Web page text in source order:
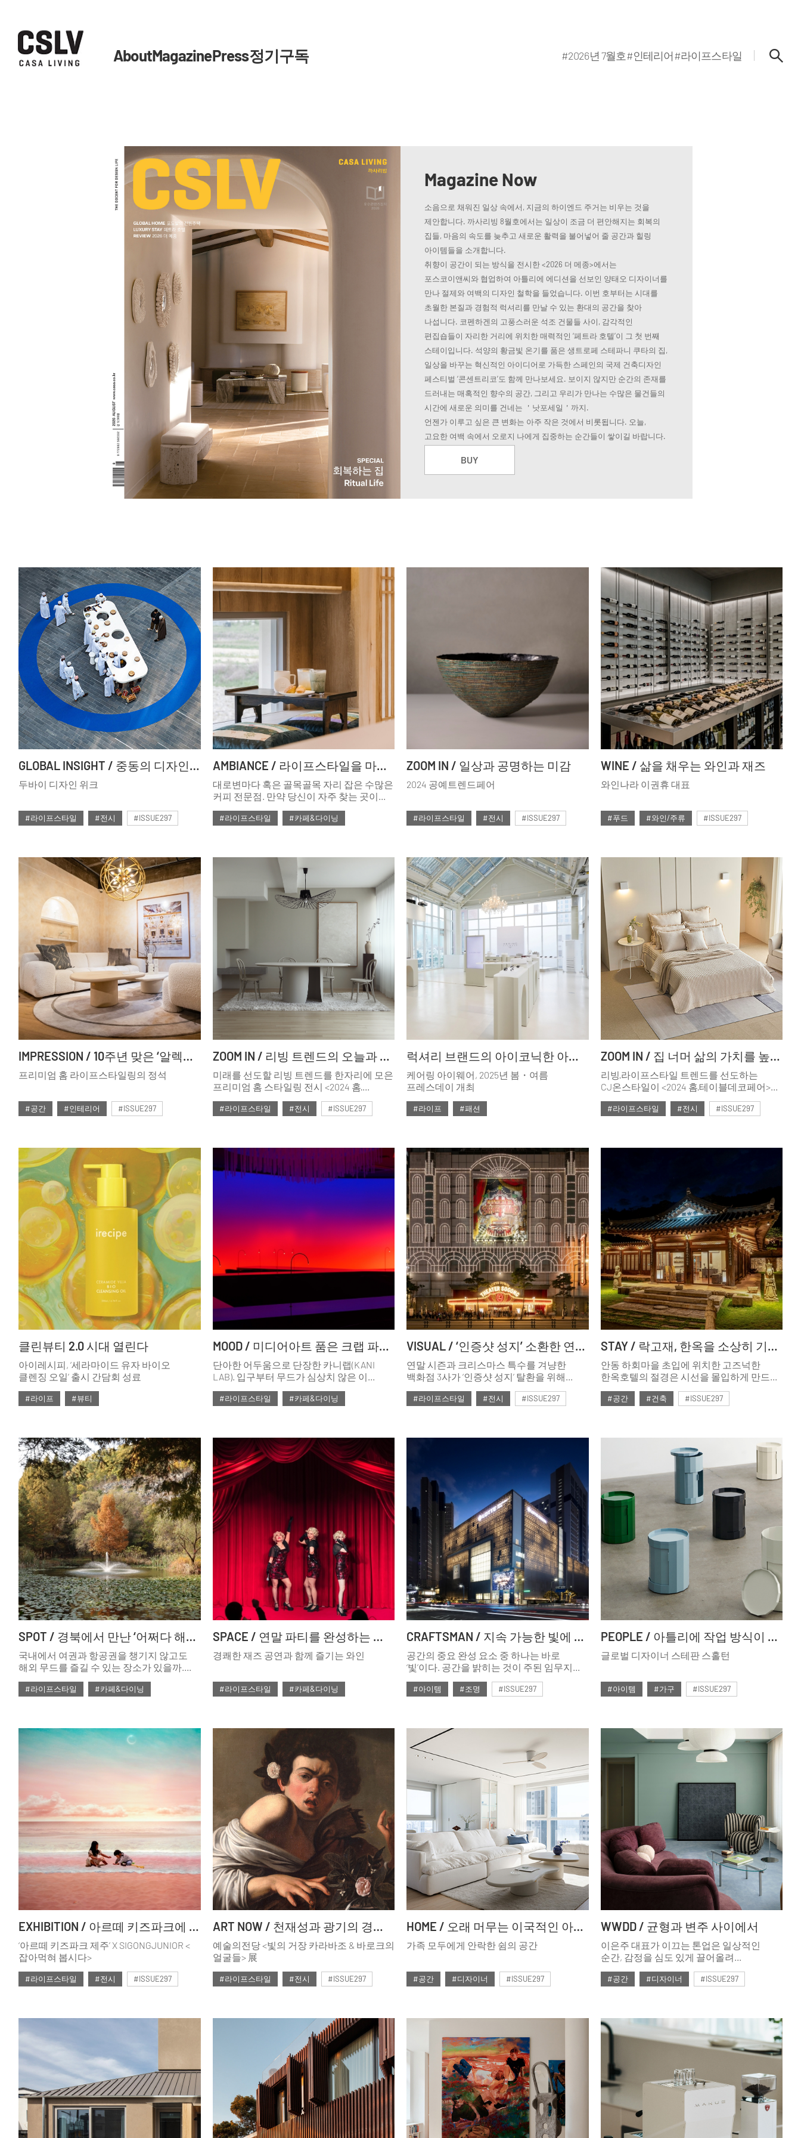
AboutMagazinePress정기구독 #2026년 7월호#인테리어#라이프스타일
Magazine Now
소음으로 채워진 일상 속에서, 지금의 하이엔드 주거는 비우는 것을
제안합니다. 까사리빙 8월호에서는 일상이 조금 더 편안해지는 회복의
집들, 마음의 속도를 늦추고 새로운 활력을 불어넣어 줄 공간과 힐링
아이템들을 소개합니다.
취향이 공간이 되는 방식을 전시한 <2026 더 메종>에서는
포스코이앤씨와 협업하여 아틀리에 에디션을 선보인 양태오 디자이너를
만나 절제와 여백의 디자인 철학을 들었습니다. 이번 호부터는 시대를
초월한 본질과 경험적 럭셔리를 만날 수 있는 환대의 공간을 찾아
나섭니다. 코펜하겐의 고풍스러운 석조 건물들 사이, 감각적인
편집숍들이 자리한 거리에 위치한 매력적인 ‘페트라 호텔’이 그 첫 번째
스테이입니다. 석양의 황금빛 온기를 품은 생트로페 스테파니 쿠타의 집,
일상을 바꾸는 혁신적인 아이디어로 가득한 스페인의 국제 건축디자인
페스티벌 ‘콘센트리코’도 함께 만나보세요. 보이지 않지만 순간의 존재를
드러내는 매혹적인 향수의 공간, 그리고 우리가 만나는 수많은 물건들의
시간에 새로운 의미를 건네는 ＇낫포세일＇까지.
언젠가 이루고 싶은 큰 변화는 아주 작은 것에서 비롯됩니다. 오늘,
고요한 여백 속에서 오로지 나에게 집중하는 순간들이 쌓이길 바랍니다.
BUY
GLOBAL INSIGHT / 중동의 디자인 허브
두바이 디자인 위크
#라이프스타일 #전시
#ISSUE297
AMBIANCE / 라이프스타일을 마시는 공간
대로변마다 혹은 골목골목 자리 잡은 수많은
커피 전문점. 만약 당신이 자주 찾는 곳이
있다면 다음 세 가지 중 하나는 갖췄을
것이다. 일명 ‘가성비’로 불리는 정가 이상의
‘라이프스타일 브랜드’로의 도약을 선언했던
할리스는 이 모두를 갖추기 위해 오늘도
신선한 변화를 추구하고 있다.
#라이프스타일
#카페&다이닝
ZOOM IN / 일상과 공명하는 미감
2024 공예트렌드페어
#라이프스타일 #전시
#ISSUE297
WINE / 삶을 채우는 와인과 재즈
와인나라 이권휴 대표
#푸드 #와인/주류
#ISSUE297
IMPRESSION / 10주년 맞은 ‘알렉시스의 집’
프리미엄 홈 라이프스타일링의 정석
#공간 #인테리어
#ISSUE297
ZOOM IN / 리빙 트렌드의 오늘과 내일 2024 홈·테이블데코페어
미래를 선도할 리빙 트렌드를 한자리에 모은
프리미엄 홈 스타일링 전시 <2024 홈·
서울 코엑스에서 진행되는 이번 전시는 최신
나아가 삶을 바라보는 시각을 한층 넓혀줄
<2024 홈·테이블데코페어> 미리 보기.
#라이프스타일 #전시
#ISSUE297
럭셔리 브랜드의 아이코닉한 아이웨어 컬렉션
케어링 아이웨어, 2025년 봄・여름
프레스데이 개최
#라이프 #패션
ZOOM IN / 집 너머 삶의 가치를 높이다
리빙·라이프스타일 트렌드를 선도하는
CJ온스타일이 <2024 홈·테이블데코페어>
리빙ON페어 전문관을 통해 맞춤형 공간
새롭게 정의하고 차별화된 고객 경험을
#라이프스타일 #전시
#ISSUE297
클린뷰티 2.0 시대 열린다
아이레시피, ‘세라마이드 유자 바이오
클렌징 오일’ 출시 간담회 성료
#라이프 #뷰티
MOOD / 미디어아트 품은 크랩 파인다이닝
단아한 어두움으로 단장한 카니랩(KANI
LAB). 입구부터 무드가 심상치 않은 이
파인다이닝은 엄숙한 클럽 느낌을
뿜어내지만, 막상 홀에 들어서면 20m에
코스로 고품격 미식 신세계를 선사하는 이
파인다이닝의 매력은 어디에서 솟구치는
걸까.
#라이프스타일
#카페&다이닝
VISUAL / ‘인증샷 성지’ 소환한 연말 무드 백화점
연말 시즌과 크리스마스 특수를 겨냥한
백화점 3사가 ‘인증샷 성지’ 탈환을 위해
화려한 장식과 이벤트를 선보였다. 특별한
테마로 꾸며놓은 공간에서 인증샷을 촬영할
2024년 연말 추억을 특별하게 만들어줄
#라이프스타일 #전시
#ISSUE297
STAY / 락고재, 한옥을 소상히 기록하다
안동 하회마을 초입에 위치한 고즈넉한
한옥호텔의 절경은 시선을 몰입하게 만드는
묘한 매력을 풍긴다. 빼어난 산세와
어우러진 한옥의 정취를 느긋하게 누리는
한옥호텔’ 기와 본관이다. 건축주 안영환
회장의 뚝심 하나로 장장 15년 만에 완공한
이곳에서 진품 한옥을 찾았다.
#공간 #건축
#ISSUE297
SPOT / 경북에서 만난 ‘어쩌다 해외 무드’
국내에서 여권과 항공권을 챙기지 않고도
해외 무드를 즐길 수 있는 장소가 있을까.
구석구석 찾아가는 삼만 리 여정, 11월호
#라이프스타일
#카페&다이닝
SPACE / 연말 파티를 완성하는 감각적인 재즈 바
경쾌한 재즈 공연과 함께 즐기는 와인
#라이프스타일
#카페&다이닝
CRAFTSMAN / 지속 가능한 빛에 한걸음 더 가까이
공간의 중요 완성 요소 중 하나는 바로
‘빛’이다. 공간을 밝히는 것이 주된 임무지만,
숨결을 불어넣는 것이 아닐까. 조명을
조명 중견 업체인 동도LMS를 만났다.
#아이템 #조명
#ISSUE297
PEOPLE / 아틀리에 작업 방식이 일궈낸 미학
글로벌 디자이너 스테판 스홀턴
#아이템 #가구
#ISSUE297
EXHIBITION / 아르떼 키즈파크에 ‘잡아먹혀 봅시다’
‘아르떼 키즈파크 제주’ X SIGONGJUNIOR <
잡아먹혀 봅시다>
#라이프스타일 #전시
#ISSUE297
ART NOW / 천재성과 광기의 경계선에서
예술의전당 <빛의 거장 카라바조 & 바로크의
얼굴들> 展
#라이프스타일 #전시
#ISSUE297
HOME / 오래 머무는 이국적인 아파트
가족 모두에게 안락한 쉼의 공간
#공간 #디자이너
#ISSUE297
WWDD / 균형과 변주 사이에서
이은주 대표가 이끄는 톤업은 일상적인
순간, 감정을 심도 있게 끌어올려
디자인으로 풀어내는 일에 능하다. 완전히
새로운 것보다 한 끗이 다른 디자인을 통해
#공간 #디자이너
#ISSUE297